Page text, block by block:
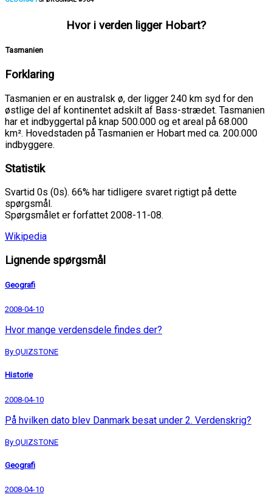
Hvor i verden ligger Hobart?
Tasmanien
Forklaring
Tasmanien er en australsk ø, der ligger 240 km syd for den
østlige del af kontinentet adskilt af Bass-strædet. Tasmanien
har et indbyggertal på knap 500.000 og et areal på 68.000
km². Hovedstaden på Tasmanien er Hobart med ca. 200.000
indbyggere.
Statistik
Svartid 0s (0s). 66% har tidligere svaret rigtigt på dette
spørgsmål.
Spørgsmålet er forfattet 2008-11-08.
Wikipedia
Lignende spørgsmål
Geografi
2008-04-10
Hvor mange verdensdele findes der?
By QUIZSTONE
Historie
2008-04-10
På hvilken dato blev Danmark besat under 2. Verdenskrig?
By QUIZSTONE
Geografi
2008-04-10